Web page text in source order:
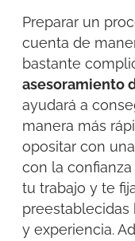
Preparar un
cuenta de
bastante
asesoramiento
ayudará a
manera más
opositar con
con la
tu trabajo y te
preestablecidas
y experiencia.